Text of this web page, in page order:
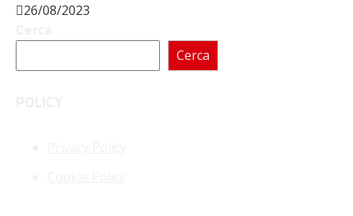
26/08/2023
Cerca